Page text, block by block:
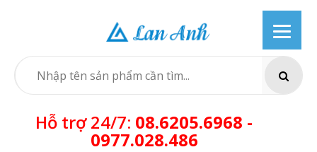
SEARCH
Hỗ trợ 24/7: 08.6205.6968 -
0977.028.486